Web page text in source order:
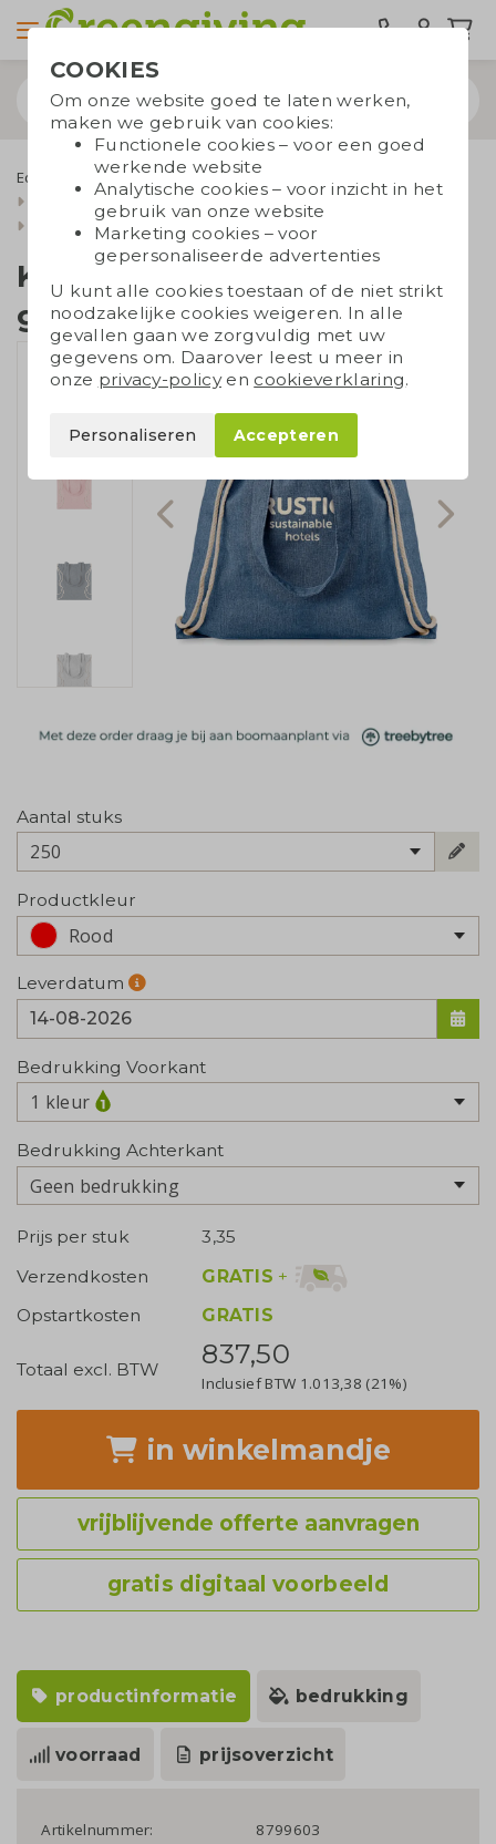
Eco tassen Draagtassen
Katoenen draagtassen
Gekleurde katoenen tassen
Katoenen plunjezak gerecycleerd
Katoenen plunjezak
gerecycleerd
Aantal stuks
250
Productkleur
Rood
Leverdatum
Bedrukking Voorkant
1 kleur
Bedrukking Achterkant
Geen bedrukking
Prijs per stuk
3,35
Verzendkosten
GRATIS +
Opstartkosten
GRATIS
Totaal excl. BTW 837,50
Inclusief BTW 1.013,38 (21%)
in winkelmandje
vrijblijvende offerte aanvragen
gratis digitaal voorbeeld
productinformatie bedrukking
voorraad prijsoverzicht
Artikelnummer:
8799603
COOKIES
Om onze website goed te laten werken,
maken we gebruik van cookies:
Functionele cookies – voor een goed
werkende website
Analytische cookies – voor inzicht in het
gebruik van onze website
Marketing cookies – voor
gepersonaliseerde advertenties
U kunt alle cookies toestaan of de niet strikt
noodzakelijke cookies weigeren. In alle
gevallen gaan we zorgvuldig met uw
gegevens om. Daarover leest u meer in
onze privacy-policyen cookieverklaring.
Personaliseren Accepteren